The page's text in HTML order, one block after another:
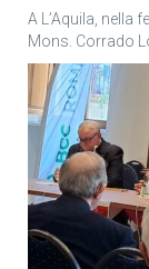
A L’Aquila, nella
Mons. Corrado